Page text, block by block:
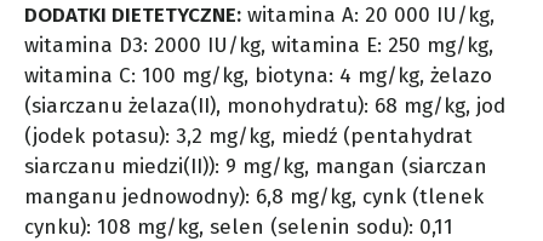
DODATKI DIETETYCZNE: witamina A: 20 000 IU/kg,
witamina D3: 2000 IU/kg, witamina E: 250 mg/kg,
witamina C: 100 mg/kg, biotyna: 4 mg/kg, żelazo
(siarczanu żelaza(II), monohydratu): 68 mg/kg, jod
(jodek potasu): 3,2 mg/kg, miedź (pentahydrat
siarczanu miedzi(II)): 9 mg/kg, mangan (siarczan
manganu jednowodny): 6,8 mg/kg, cynk (tlenek
cynku): 108 mg/kg, selen (selenin sodu): 0,11